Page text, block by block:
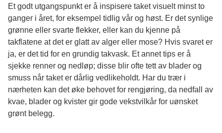
Et godt utgangspunkt er å inspisere taket visuelt minst to
ganger i året, for eksempel tidlig vår og høst. Er det synlige
grønne eller svarte flekker, eller kan du kjenne på
takflatene at det er glatt av alger eller mose? Hvis svaret er
ja, er det tid for en grundig takvask. Et annet tips er å
sjekke renner og nedløp; disse blir ofte tett av blader og
smuss når taket er dårlig vedlikeholdt. Har du trær i
nærheten kan det øke behovet for rengjøring, da nedfall av
kvae, blader og kvister gir gode vekstvilkår for uønsket
grønt belegg.